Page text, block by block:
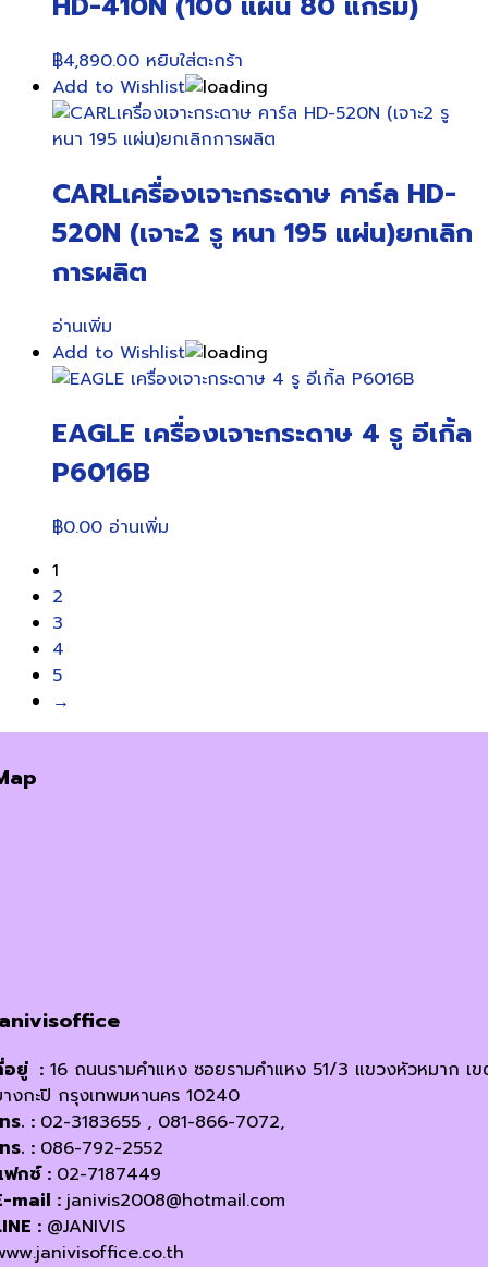
฿4,890.00 หยิบใส่ตะกร้า
Add to Wishlist
CARLเครื่องเจาะกระดาษ คาร์ล HD-
520N (เจาะ2 รู หนา 195 แผ่น)ยกเลิก
การผลิต
อ่านเพิ่ม
Add to Wishlist
EAGLE เครื่องเจาะกระดาษ 4 รู อีเกิ้ล
P6016B
฿0.00 อ่านเพิ่ม
1
2
3
4
5
→
อยู่ : 16 ถนนรามคำแหง ซอยรามคำแหง 51/3 แขวงหัวหมาก เ
งกะปิ กรุงเทพมหานคร 10240
ร. : 02-3183655 , 081-866-7072,
ร. : 086-792-2552
กซ์ : 02-7187449
mail : janivis2008@hotmail.com
: @JANIVIS